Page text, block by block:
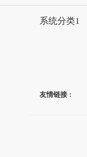
系统分类1
友情链接 :